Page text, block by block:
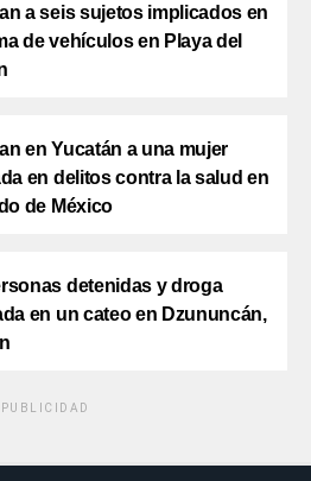
a seis sujetos implicados en
de vehículos en Playa del
en Yucatán a una mujer
en delitos contra la salud en
de México
detenidas y droga
en un cateo en Dzununcán,
PUBLICIDAD